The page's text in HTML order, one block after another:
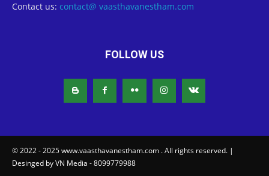
Contact us: contact@ vaasthavanestham.com
FOLLOW US
© 2022 - 2025 www.vaasthavanestham.com . All rights reserved. |
Desinged by VN Media - 8099779988